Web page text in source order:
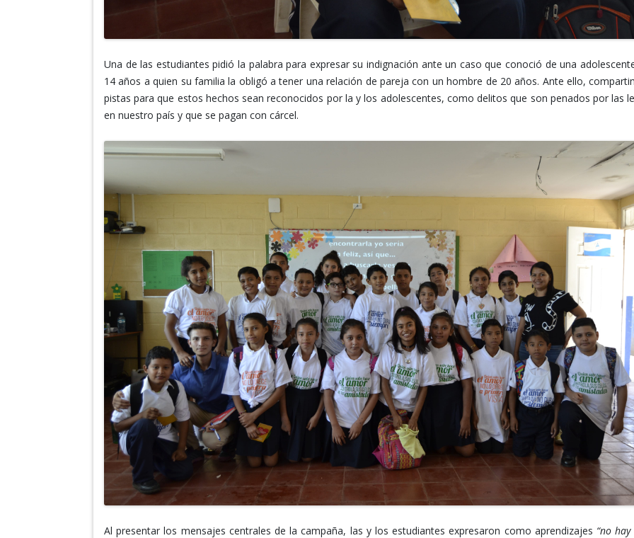
Una de las estudiantes pidió la palabra para expresar su indignación ante un caso que conoció de una
14 años a quien su familia la obligó a tener una relación de pareja con un hombre de 20 años. Ante ello,
pistas para que estos hechos sean reconocidos por la y los adolescentes, como delitos que son penados por las
en nuestro país y que se pagan con cárcel.
Al presentar los mensajes centrales de la campaña, las y los estudiantes expresaron como aprendizajes “no